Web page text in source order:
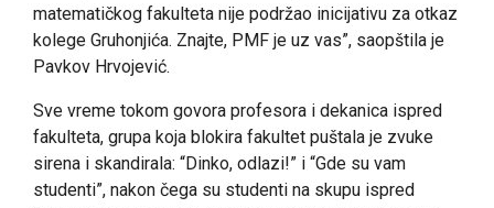
matematičkog fakulteta nije podržao inicijativu za otkaz
kolege Gruhonjića. Znajte, PMF je uz vas”, saopštila je
Pavkov Hrvojević.
Sve vreme tokom govora profesora i dekanica ispred
fakulteta, grupa koja blokira fakultet puštala je zvuke
sirena i skandirala: “Dinko, odlazi!” i “Gde su vam
studenti”, nakon čega su studenti na skupu ispred